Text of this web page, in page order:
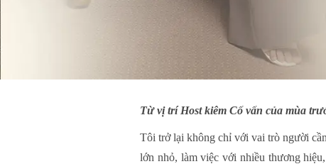
Từ vị trí Host kiêm Cố vấn của mùa
Tôi trở lại không chỉ với vai trò người
lớn nhỏ, làm việc với nhiều thương